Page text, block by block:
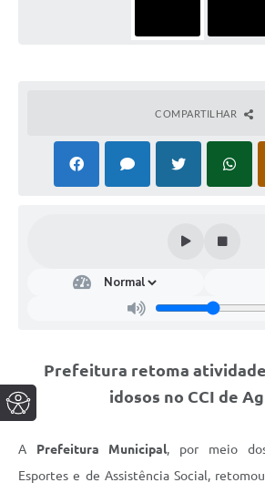
COMPARTILHAR
Prefeitura retoma
idosos no CCI de
A Prefeitura Municipal, por meio
Esportes e de Assistência Social,